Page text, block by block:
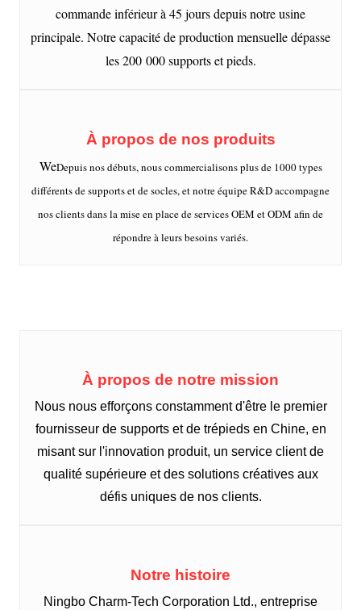
commande inférieur à 45 jours depuis notre usine
principale. Notre capacité de production mensuelle dépasse
les 200 000 supports et pieds.
À propos de nos produits
WeDepuis nos débuts, nous commercialisons plus de 1000 types
différents de supports et de socles, et notre équipe R&D accompagne
nos clients dans la mise en place de services OEM et ODM afin de
répondre à leurs besoins variés.
À propos de notre mission
Nous nous efforçons constamment d'être le premier
fournisseur de supports et de trépieds en Chine, en
misant sur l'innovation produit, un service client de
qualité supérieure et des solutions créatives aux
défis uniques de nos clients.
Notre histoire
Ningbo Charm-Tech Corporation Ltd., entreprise